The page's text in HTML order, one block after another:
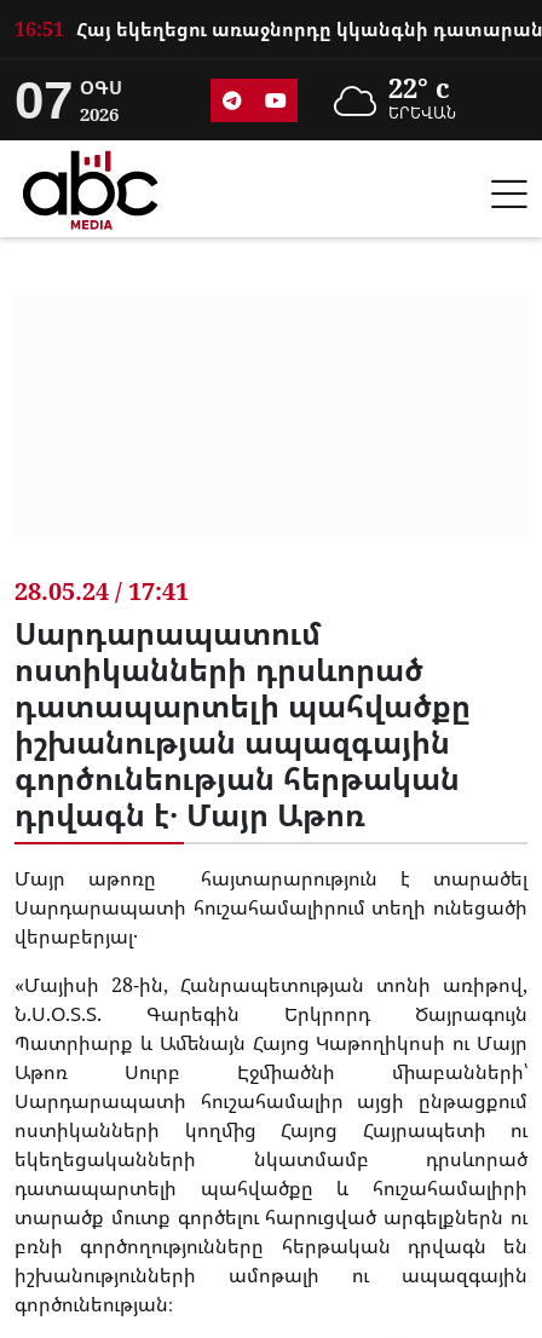
16:51
07 ՕԳՍ
2026
22° c
ԵՐԵՎԱՆ
28.05.24 / 17:41
Սարդարապատում
ոստիկանների դրսևորած
դատապարտելի պահվածքը
իշխանության ապազգային
գործունեության հերթական
դրվագն է․ Մայր Աթոռ
Մայր աթոռը հայտարարություն է տարածել
Սարդարապատի հուշահամալիրում տեղի ունեցածի
վերաբերյալ․
«Մայիսի 28-ին, Հանրապետության տոնի առիթով,
Ն.Ս.Օ.Տ.Տ. Գարեգին Երկրորդ Ծայրագույն
Պատրիարք և Ամենայն Հայոց Կաթողիկոսի ու Մայր
Աթոռ Սուրբ Էջմիածնի միաբանների՝
Սարդարապատի հուշահամալիր այցի ընթացքում
ոստիկանների կողմից Հայոց Հայրապետի ու
եկեղեցականների նկատմամբ դրսևորած
դատապարտելի պահվածքը և հուշահամալիրի
տարածք մուտք գործելու հարուցված արգելքներն ու
բռնի գործողությունները հերթական դրվագն են
իշխանությունների ամոթալի ու ապազգային
գործունեության։